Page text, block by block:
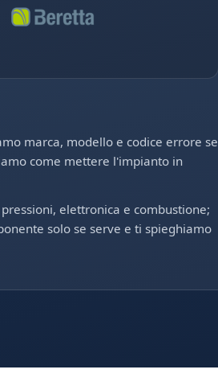
marca, modello e codice errore se
come mettere l'impianto in
elettronica e combustione;
solo se serve e ti spieghiamo